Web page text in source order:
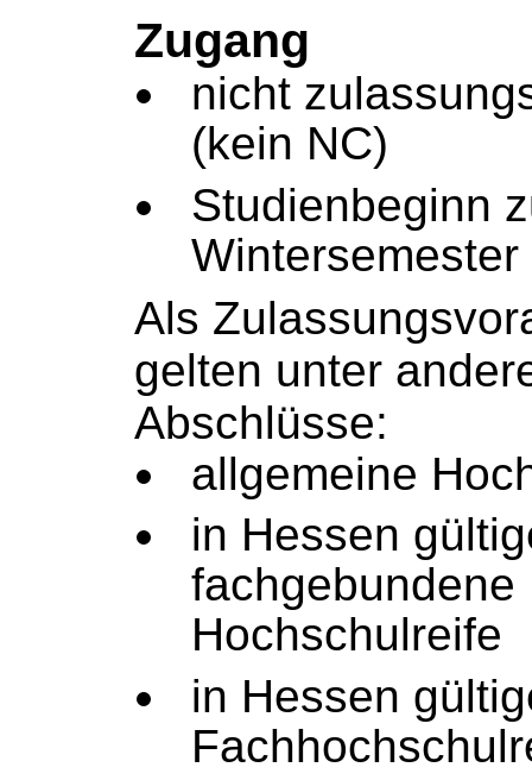
Zugang
nicht
(kein NC)
Studienbeginn
Wintersemester
Als
gelten unter
Abschlüsse:
allgemeine
in Hessen
fachgebundene
Hochschulreife
in Hessen